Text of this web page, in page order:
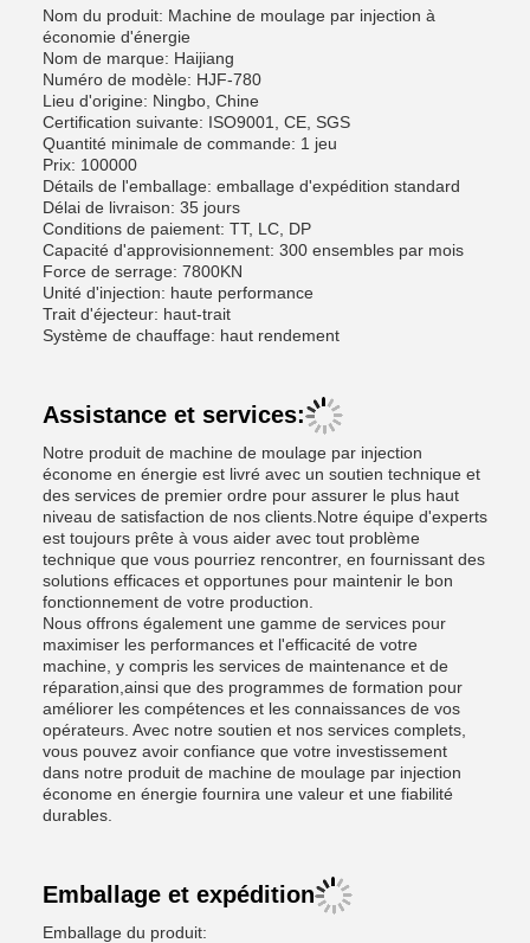
Nom du produit: Machine de moulage par injection à
économie d'énergie
Nom de marque: Haijiang
Numéro de modèle: HJF-780
Lieu d'origine: Ningbo, Chine
Certification suivante: ISO9001, CE, SGS
Quantité minimale de commande: 1 jeu
Prix: 100000
Détails de l'emballage: emballage d'expédition standard
Délai de livraison: 35 jours
Conditions de paiement: TT, LC, DP
Capacité d'approvisionnement: 300 ensembles par mois
Force de serrage: 7800KN
Unité d'injection: haute performance
Trait d'éjecteur: haut-trait
Système de chauffage: haut rendement
Assistance et services:
Notre produit de machine de moulage par injection
économe en énergie est livré avec un soutien technique et
des services de premier ordre pour assurer le plus haut
niveau de satisfaction de nos clients.Notre équipe d'experts
est toujours prête à vous aider avec tout problème
technique que vous pourriez rencontrer, en fournissant des
solutions efficaces et opportunes pour maintenir le bon
fonctionnement de votre production.
Nous offrons également une gamme de services pour
maximiser les performances et l'efficacité de votre
machine, y compris les services de maintenance et de
réparation,ainsi que des programmes de formation pour
améliorer les compétences et les connaissances de vos
opérateurs. Avec notre soutien et nos services complets,
vous pouvez avoir confiance que votre investissement
dans notre produit de machine de moulage par injection
économe en énergie fournira une valeur et une fiabilité
durables.
Emballage et expédition
Emballage du produit: